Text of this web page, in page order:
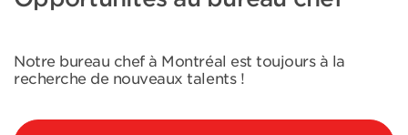
Notre bureau chef à Montréal est toujours à la
recherche de nouveaux talents !